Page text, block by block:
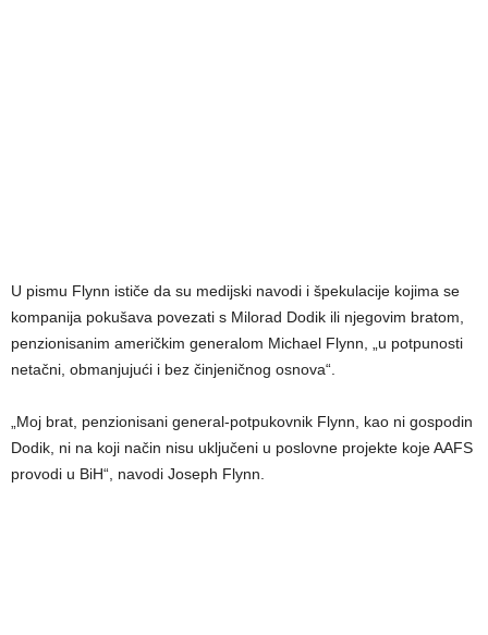
U pismu Flynn ističe da su medijski navodi i špekulacije kojima se
kompanija pokušava povezati s Milorad Dodik ili njegovim bratom,
penzionisanim američkim generalom Michael Flynn, „u potpunosti
netačni, obmanjujući i bez činjeničnog osnova“.
„Moj brat, penzionisani general-potpukovnik Flynn, kao ni gospodin
Dodik, ni na koji način nisu uključeni u poslovne projekte koje AAFS
provodi u BiH“, navodi Joseph Flynn.